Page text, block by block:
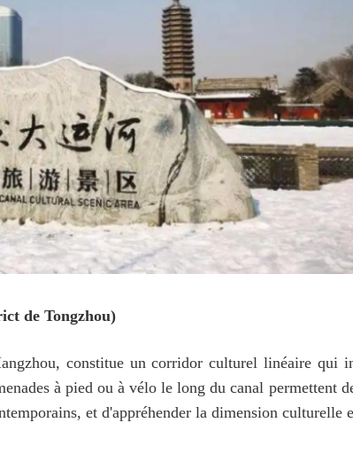
de Tongzhou)
constitue un corridor culturel linéaire qui
à pied ou à vélo le long du canal permettent
et d'appréhender la dimension